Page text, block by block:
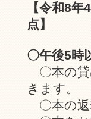
【令和8
点】
〇午後5時
〇本の貸
きます。
〇本の返